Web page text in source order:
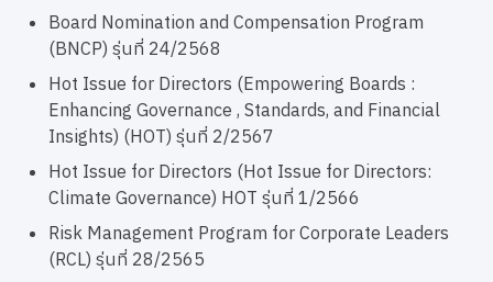
Board Nomination and Compensation Program
(BNCP) รุ่นที่ 24/2568
Hot Issue for Directors (Empowering Boards :
Enhancing Governance , Standards, and Financial
Insights) (HOT) รุ่นที่ 2/2567
Hot Issue for Directors (Hot Issue for Directors:
Climate Governance) HOT รุ่นที่ 1/2566
Risk Management Program for Corporate Leaders
(RCL) รุ่นที่ 28/2565